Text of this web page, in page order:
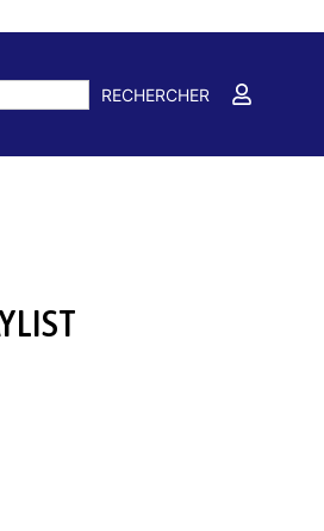
RECHERCHER